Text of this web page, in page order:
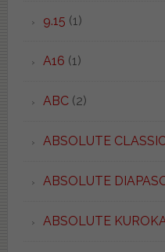
9.15 (1)
A16 (1)
ABC(2)
ABSOLUTE
ABSOLUTE
ABSOLUTE